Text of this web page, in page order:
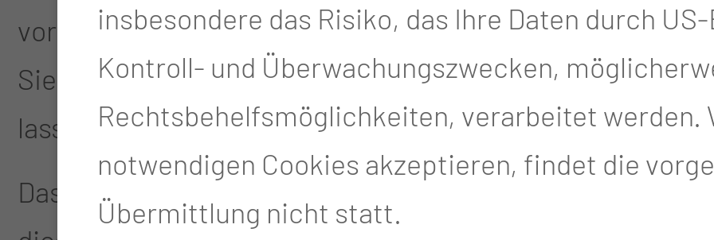
vorkommen. Gerade bei familiär gehäuft
Sie die Gutartigkeit dieser Herde in einem kompetenten
lassen.
Das Mammographiescreening beginnt erst mit 50
insbesondere das Risiko, das Ihre Daten durch
Kontroll- und Überwachungszwecken,
Rechtsbehelfsmöglichkeiten, verarbeitet werden.
notwendigen Cookies akzeptieren, findet die
Übermittlung nicht statt.